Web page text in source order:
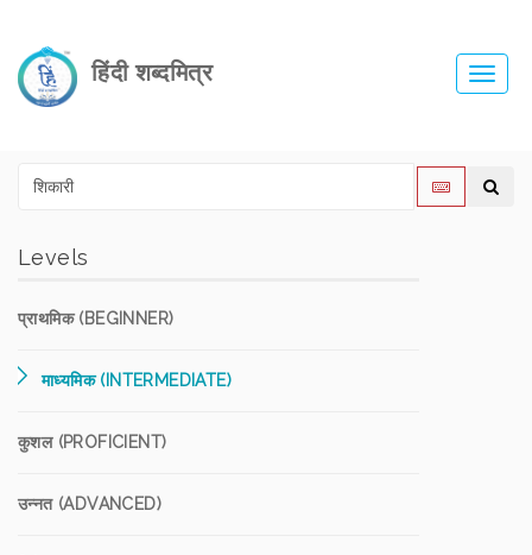
हिंदी शब्दमित्र
Levels
प्राथमिक (BEGINNER)
माध्यमिक (INTERMEDIATE)
कुशल (PROFICIENT)
उन्नत (ADVANCED)